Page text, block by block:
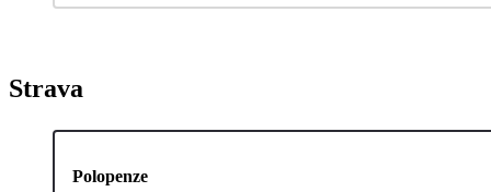
Strava
Polopenze